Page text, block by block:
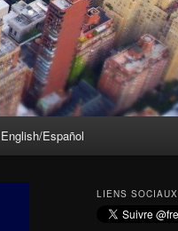
English/Español
LIENS SOCIAUX